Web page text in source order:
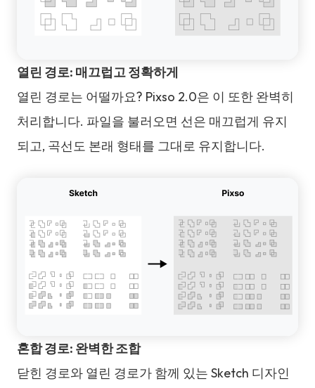
열린 경로: 매끄럽고 정확하게
열린 경로는 어떨까요? Pixso 2.0은 이 또한 완벽히
처리합니다. 파일을 불러오면 선은 매끄럽게 유지
되고, 곡선도 본래 형태를 그대로 유지합니다.
혼합 경로: 완벽한 조합
닫힌 경로와 열린 경로가 함께 있는 Sketch 디자인